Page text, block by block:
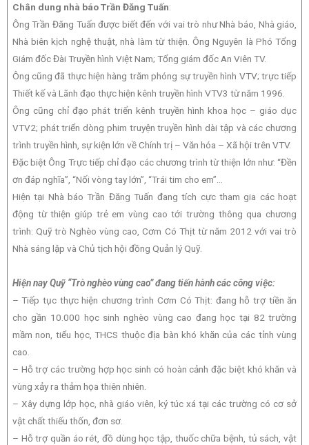
Chân dung nhà báo Trần Đăng Tuấn:
Ông Trần Đăng Tuấn được biết đến với vai trò như Nhà báo, Nhà giáo,
Nhà biên kịch nghệ thuật, nhà làm từ thiện. Ông Nguyên là Phó Tổng
Giám đốc Đài Truyền hình Việt Nam; Tổng giám đốc An Viên TV.
Ông cũng đã thực hiện hàng trăm phóng sự truyền hình VTV; trực tiếp
Thiết kế và Lãnh đạo thực hiện kênh truyền hình VTV3 từ năm 1996.
Ông cũng chỉ đạo phát triển kênh truyền hình khoa học – giáo dục
VTV2; phát triển dòng phim truyện truyền hình dài tập và các chương
trình truyền hình, sự kiện lớn về Chính trị – Văn hóa – Xã hội trên VTV.
Đặc biệt Ông Trực tiếp chỉ đạo các chương trình từ thiện lớn như: “Đền
ơn đáp nghĩa”, “Nối vòng tay lớn”, “Trái tim cho em”…
Hiện tại Nhà báo Trần Đăng Tuấn đang tích cực tham gia các hoạt
động từ thiện giúp trẻ em vùng cao tới trường thông qua chương
trình: Quỹ trò Nghèo vùng cao, Cơm Có Thịt từ năm 2012 với vai trò
Nhà sáng lập và Chủ tịch hội đồng Quản lý Quỹ.
Hiện nay Quỹ “Trò nghèo vùng cao” đang tiến hành các công việc:
– Tiếp tục thực hiện chương trình Cơm Có Thịt: đang hỗ trợ tiền ăn
cho gần 10.000 học sinh nghèo vùng cao đang học tại 82 trường
mầm non, tiểu học, THCS thuộc địa bàn khó khăn của các tỉnh vùng
cao.
– Hỗ trợ các trường hợp học sinh có hoàn cảnh đặc biệt khó khăn và
vùng xảy ra thảm họa thiên nhiên.
– Xây dựng lớp học, nhà giáo viên, ký túc xá tại các trường có cơ sở
vật chất thiếu thốn, đơn sơ.
– Hỗ trợ quần áo rét, đồ dùng học tập, thuốc chữa bệnh, tủ sách, vật